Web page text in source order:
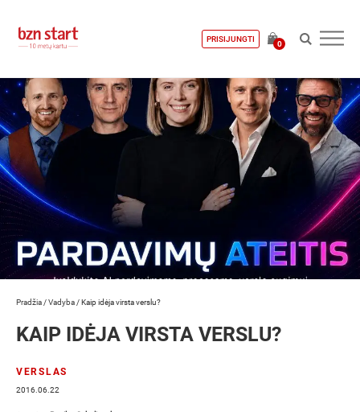
PRISIJUNGTI
0
Pradžia /Vadyba /Kaip idėja virsta verslu?
KAIP IDĖJA VIRSTA VERSLU?
VERSLAS
2016.06.22